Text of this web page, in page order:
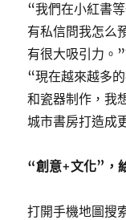
“我們在小紅書
有私信問我怎么
有很大吸引力。
“現在越來越多
和瓷器制作，我
城市書房打造成
“創意+文化”，
打開手機地圖搜